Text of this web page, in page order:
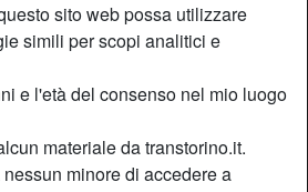
sito web possa utilizzare
simili per scopi analitici e
e l'età del consenso nel mio luogo
materiale da transtorino.it.
minore di accedere a